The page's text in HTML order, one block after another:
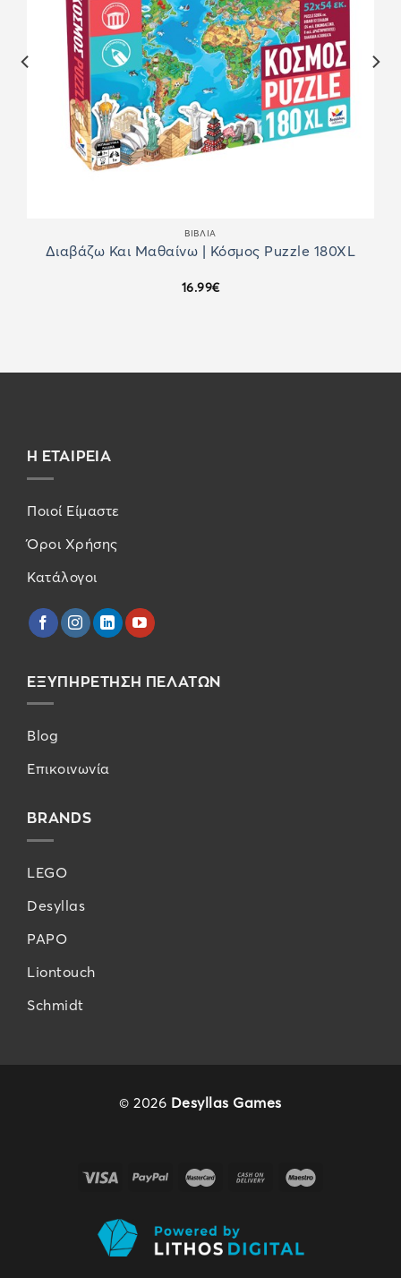
ΒΙΒΛΙΑ
Διαβάζω Και Μαθαίνω | Κόσμος Puzzle 180XL
16.99€
Η ΕΤΑΙΡΕΙΑ
Ποιοί Είμαστε
Όροι Χρήσης
Κατάλογοι
ΕΞΥΠΗΡΕΤΗΣΗ ΠΕΛΑΤΩΝ
Blog
Επικοινωνία
BRANDS
LEGO
Desyllas
PAPO
Liontouch
Schmidt
© 2026 Desyllas Games